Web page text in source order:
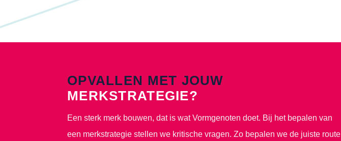
OPVALLEN MET JOUW
MERKSTRATEGIE?
Een sterk merk bouwen, dat is wat Vormgenoten doet. Bij het bepalen van
een merkstrategie stellen we kritische vragen. Zo bepalen we de juiste route